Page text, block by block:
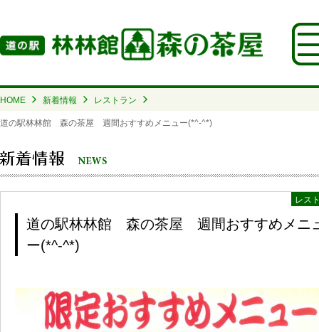
HOME 新着情報 レストラン
道の駅林林館 森の茶屋 週間おすすめメニュー(*^-^*)
レス
道の駅林林館 森の茶屋 週間おすすめメニ
ー(*^-^*)